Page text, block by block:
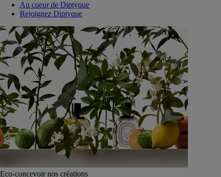
Au coeur de Diptyque
Rejoignez Diptyque
Eco-concevoir nos créations